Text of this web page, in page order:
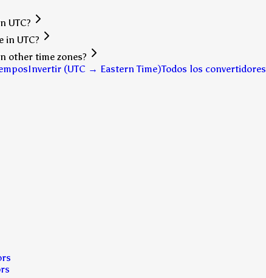
UTC?
in UTC?
other time zones?
Invertir (UTC → Eastern Time)Todos los convertidores